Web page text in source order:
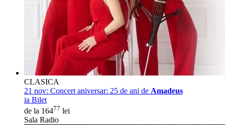
CLASICA
21 nov: Concert aniversar: 25 de ani de Amadeus
ia Bilet
de la 16477 lei
Sala Radio